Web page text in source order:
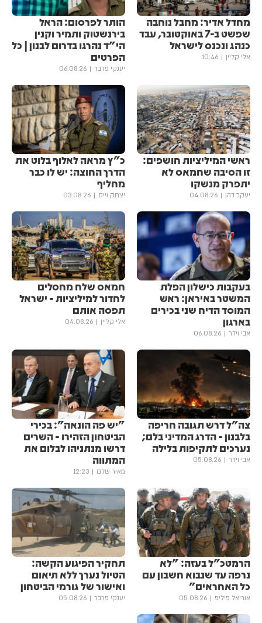
מחדל אדיר: מחבל נוחבה
שפשט ב-7 באוקטובר, עבד
כנהג ונכנס לישראל
אלי קליין 10:46
הותר לפרסום: הראל
בירנשטוק ותמיר וקנין
הי"ד נהרגו בדרום לבנון | כל
הפרטים
יענקי פרבר 06.08.26
ראשי המיליציות חושפים:
זו הסיבה שחמאס לא
יתפרק מנשקו
יעקב דהן 04.08.26
כ"ץ מראה לאלוף בלוט את
הדרך החוצה: יש לו כבר
מחליף
יצחק וייס 03.08.26
בעקבות כישלון הפלת
המשטר באיראן: ראש
המוסד הדיח שני בכירים
בארגון
אבי וידר 06.08.26
חמאס שלח מחסלים
לחדור למיליציות - ישראל
תפסה אותם
אלי קליין 04.08.26
צה"ל דרש תגובה חריפה
בלבנון - הדרג המדיני בלם;
נערכים לתקיפות בלילה
אבי וידר 05.08.26
"יש פה הונאה": בכירי
הביטחון הזהירו - השרים
דרשו מנתניהו לבלום את
המתווה
מאיר שלם 12:23
הרמטכ"ל בעזה: "לא
נרפה עד שנבוא חשבון עם
כל האחראים"
אוריאל פיליפ 05.08.26
תחקיר הפיגוע הקשה:
הטיול נערך ללא תיאום
ואישור של גורמי הביטחון
יענקי פרבר 05.08.26